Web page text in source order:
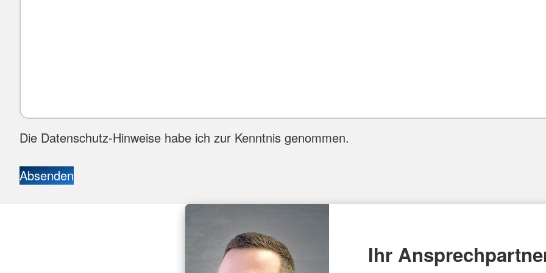
Die Datenschutz-Hinweise habe ich zur Kenntnis genommen.
Absenden
Ihr